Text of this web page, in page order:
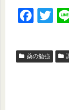
F
c
e
T
tt
er
薬の勉強